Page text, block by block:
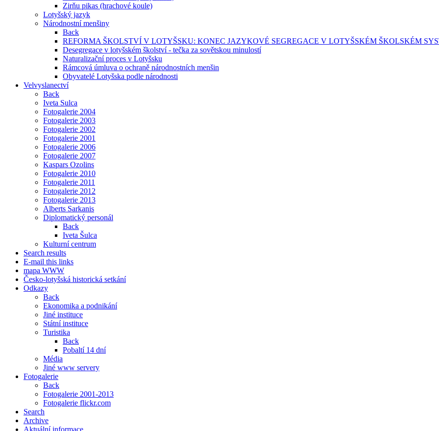
Zirňu pikas (hrachové koule)
Lotyšský jazyk
Národnostní menšiny
Back
REFORMA ŠKOLSTVÍ V LOTYŠSKU: KONEC JAZYKOVÉ SEGREGACE V LOTYŠSKÉM ŠKOLSKÉM
Desegregace v lotyšském školství - tečka za sovětskou minulostí
Naturalizační proces v Lotyšsku
Rámcová úmluva o ochraně národnostních menšin
Obyvatelé Lotyšska podle národnosti
Velvyslanectví
Back
Iveta Sulca
Fotogalerie 2004
Fotogalerie 2003
Fotogalerie 2002
Fotogalerie 2001
Fotogalerie 2006
Fotogalerie 2007
Kaspars Ozolins
Fotogalerie 2010
Fotogalerie 2011
Fotogalerie 2012
Fotogalerie 2013
Alberts Sarkanis
Diplomatický personál
Back
Iveta Šulca
Kulturní centrum
Search results
E-mail this links
mapa WWW
Česko-lotyšská historická setkání
Odkazy
Back
Ekonomika a podnikání
Jiné instituce
Státní instituce
Turistika
Back
Pobaltí 14 dní
Média
Jiné www servery
Fotogalerie
Back
Fotogalerie 2001-2013
Fotogalerie flickr.com
Search
Archive
Aktuální informace